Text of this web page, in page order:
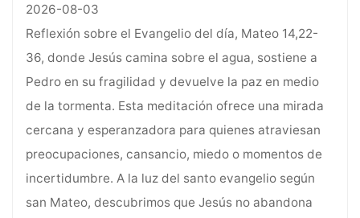
2026-08-03
Reflexión sobre el Evangelio del día, Mateo 14,22-
36, donde Jesús camina sobre el agua, sostiene a
Pedro en su fragilidad y devuelve la paz en medio
de la tormenta. Esta meditación ofrece una mirada
cercana y esperanzadora para quienes atraviesan
preocupaciones, cansancio, miedo o momentos de
incertidumbre. A la luz del santo evangelio según
san Mateo, descubrimos que Jesús no abandona